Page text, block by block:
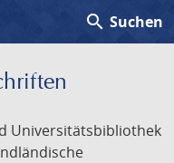
search Suchen
Universitätsbibliothek